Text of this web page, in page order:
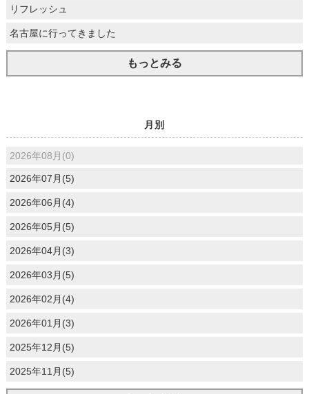
リフレッシュ
名古屋に行ってきました
もっとみる
月別
2026年08月(0)
2026年07月(5)
2026年06月(4)
2026年05月(5)
2026年04月(3)
2026年03月(5)
2026年02月(4)
2026年01月(3)
2025年12月(5)
2025年11月(5)